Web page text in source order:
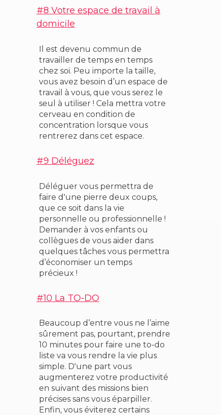
#8 Votre espace de travail à
domicile
Il est devenu commun de
travailler de temps en temps
chez soi. Peu importe la taille,
vous avez besoin d’un espace de
travail à vous, que vous serez le
seul à utiliser ! Cela mettra votre
cerveau en condition de
concentration lorsque vous
rentrerez dans cet espace.
#9 Déléguez
Déléguer vous permettra de
faire d'une pierre deux coups,
que ce soit dans la vie
personnelle ou professionnelle !
Demander à vos enfants ou
collègues de vous aider dans
quelques tâches vous permettra
d’économiser un temps
précieux !
#10 La TO-DO
Beaucoup d’entre vous ne l’aime
sûrement pas, pourtant, prendre
10 minutes pour faire une to-do
liste va vous rendre la vie plus
simple. D'une part vous
augmenterez votre productivité
en suivant des missions bien
précises sans vous éparpiller.
Enfin, vous éviterez certains